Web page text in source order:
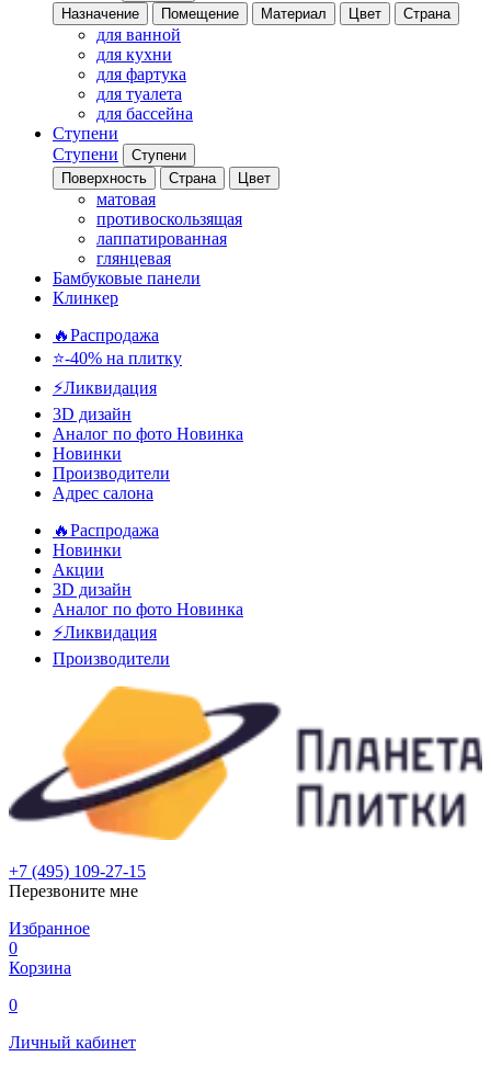
Назначение
Помещение Материал Цвет Страна
для ванной
для кухни
для фартука
для туалета
для бассейна
Ступени
Ступени
Ступени
Поверхность
Страна Цвет
матовая
противоскользящая
лаппатированная
глянцевая
Бамбуковые панели
Клинкер
🔥Распродажа
⭐-40% на плитку
⚡️Ликвидация
3D дизайн
Аналог по фото Новинка
Новинки
Производители
Адрес салона
🔥Распродажа
Новинки
Акции
3D дизайн
Аналог по фото Новинка
⚡Ликвидация
Производители
+7 (495) 109-27-15
Перезвоните мне
Избранное
0
Корзина
0
Личный кабинет